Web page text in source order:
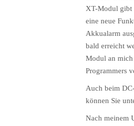
XT-Modul gibt
eine neue
Akkualarm
bald erreicht
Modul an mich
Programmers
Auch beim
können Sie
Nach meinem